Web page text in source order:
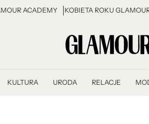
ACADEMY KOBIETA ROKU
KULTURA URODA RELACJE